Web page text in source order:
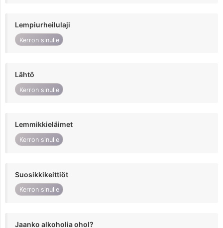
Lempiurheilulaji
Kerron sinulle
Lähtö
Kerron sinulle
Lemmikkieläimet
Kerron sinulle
Suosikkikeittiöt
Kerron sinulle
Jaanko alkoholia ohol?